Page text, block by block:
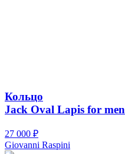
Кольцо
Jack Oval Lapis for men
27 000 ₽
Giovanni Raspini